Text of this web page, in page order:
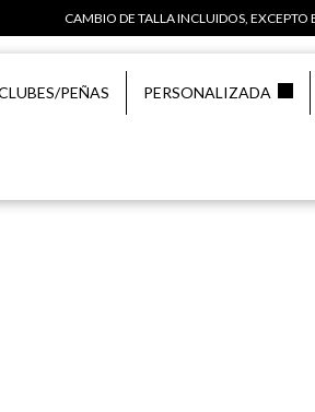
CAMBIO DE TALLA INCLUIDOS, EXCEPTO
PEÑAS PERSONALIZADA